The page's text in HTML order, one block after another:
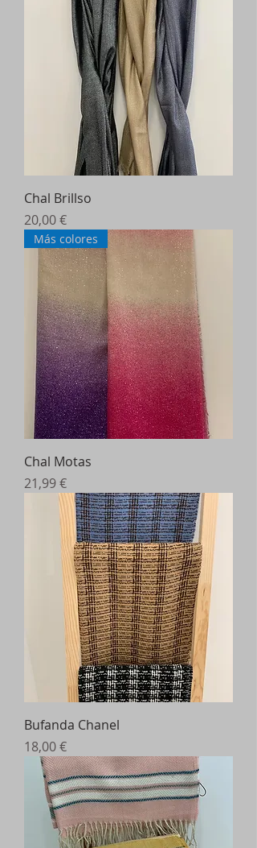
Chal Brillso
Precio
20,00 €
Más colores
Chal Motas
Precio
21,99 €
Bufanda Chanel
Precio
18,00 €